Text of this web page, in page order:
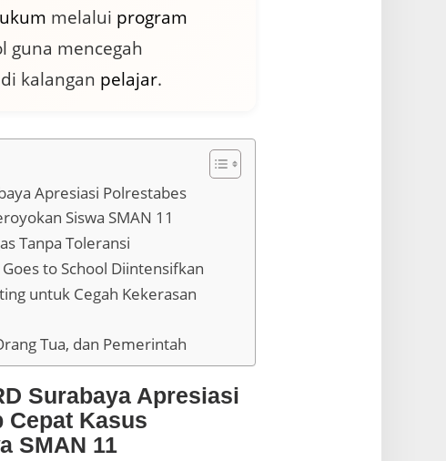
melalui program
guna mencegah
di kalangan pelajar.
Apresiasi Polrestabes
Siswa SMAN 11
Tanpa Toleransi
to School Diintensifkan
untuk Cegah Kekerasan
Tua, dan Pemerintah
Surabaya Apresiasi
Cepat Kasus
SMAN 11